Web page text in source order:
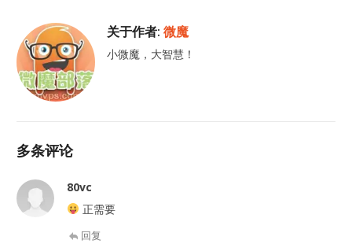
关于作者:微魔
小微魔，大智慧！
多条评论
80vc
正需要
回复